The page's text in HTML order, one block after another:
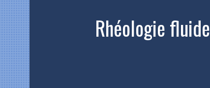
Rhéologie fluide